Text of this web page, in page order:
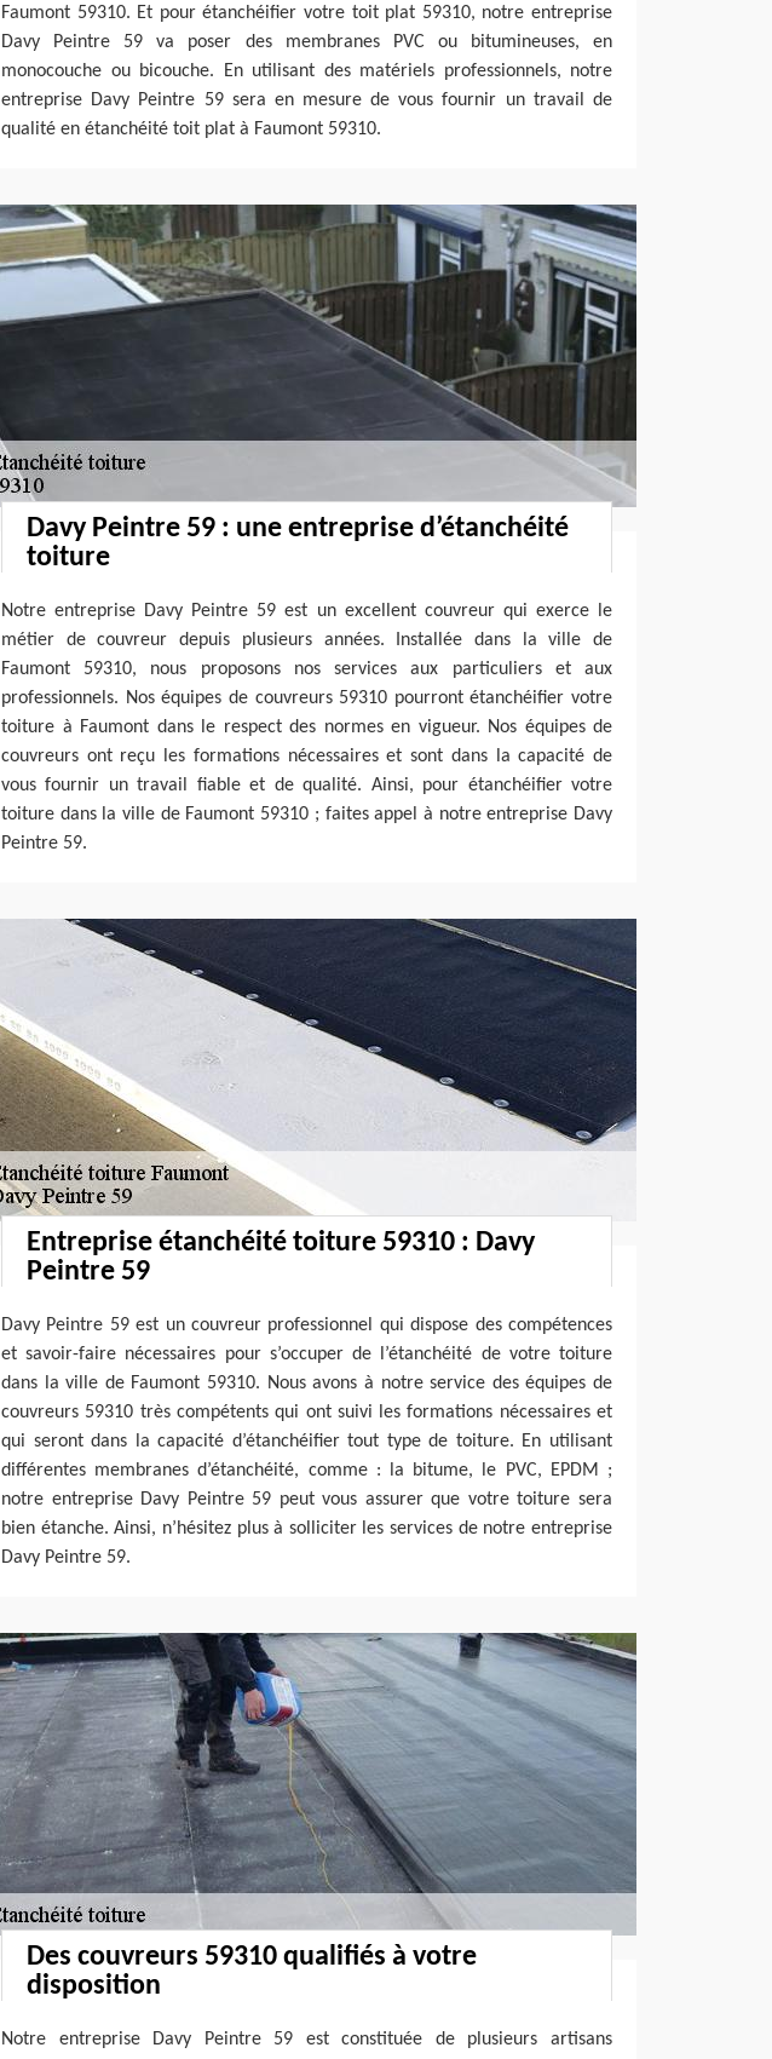
Faumont 59310. Et pour étanchéifier votre toit plat 59310, notre entreprise
Davy Peintre 59 va poser des membranes PVC ou bitumineuses, en
monocouche ou bicouche. En utilisant des matériels professionnels, notre
entreprise Davy Peintre 59 sera en mesure de vous fournir un travail de
qualité en étanchéité toit plat à Faumont 59310.
Davy Peintre 59 : une entreprise d’étanchéité
toiture
Notre entreprise Davy Peintre 59 est un excellent couvreur qui exerce le
métier de couvreur depuis plusieurs années. Installée dans la ville de
Faumont 59310, nous proposons nos services aux particuliers et aux
professionnels. Nos équipes de couvreurs 59310 pourront étanchéifier votre
toiture à Faumont dans le respect des normes en vigueur. Nos équipes de
couvreurs ont reçu les formations nécessaires et sont dans la capacité de
vous fournir un travail fiable et de qualité. Ainsi, pour étanchéifier votre
toiture dans la ville de Faumont 59310 ; faites appel à notre entreprise Davy
Peintre 59.
Entreprise étanchéité toiture 59310 : Davy
Peintre 59
Davy Peintre 59 est un couvreur professionnel qui dispose des compétences
et savoir-faire nécessaires pour s’occuper de l’étanchéité de votre toiture
dans la ville de Faumont 59310. Nous avons à notre service des équipes de
couvreurs 59310 très compétents qui ont suivi les formations nécessaires et
qui seront dans la capacité d’étanchéifier tout type de toiture. En utilisant
différentes membranes d’étanchéité, comme : la bitume, le PVC, EPDM ;
notre entreprise Davy Peintre 59 peut vous assurer que votre toiture sera
bien étanche. Ainsi, n’hésitez plus à solliciter les services de notre entreprise
Davy Peintre 59.
Des couvreurs 59310 qualifiés à votre
disposition
Notre entreprise Davy Peintre 59 est constituée de plusieurs artisans